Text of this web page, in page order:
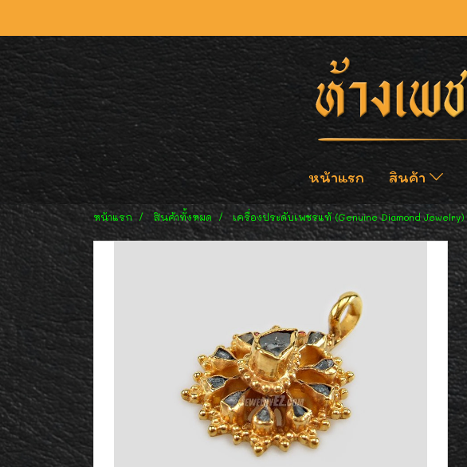
หน้าแรก สินค้า
หน้าแรก สินค้าทั้งหมด เครื่องประดับเพชรแท้ (Genuine Diamond Jewelry)